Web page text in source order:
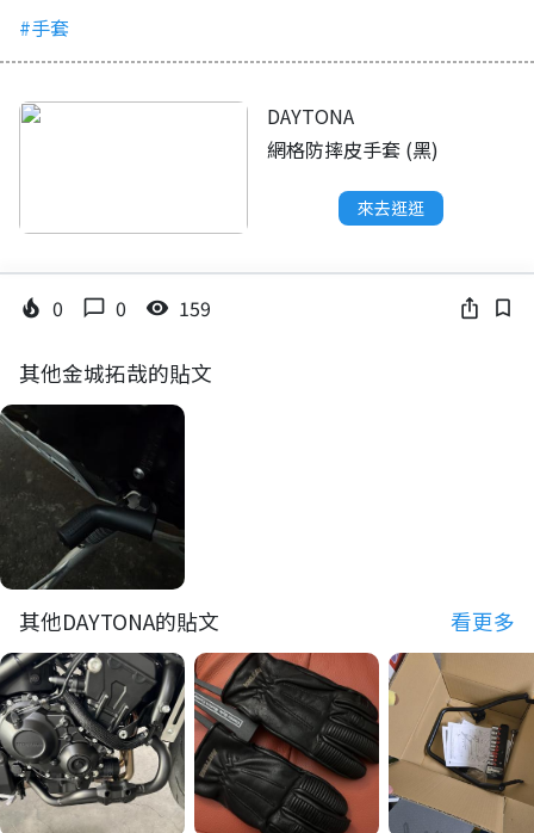
#手套
DAYTONA
網格防摔皮手套 (黑)
來去逛逛
local_fire_department 0 chat_bubble_outline 0 visibility 159 ios_share bookmark_border
其他金城拓哉的貼文
其他DAYTONA的貼文 看更多